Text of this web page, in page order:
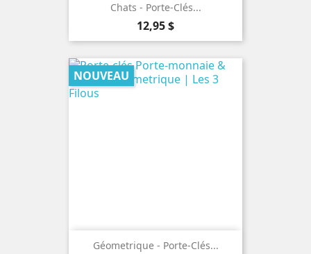
Chats - Porte-Clés...
Prix
12,95 $
Géometrique - Porte-Clés...
NOUVEAU